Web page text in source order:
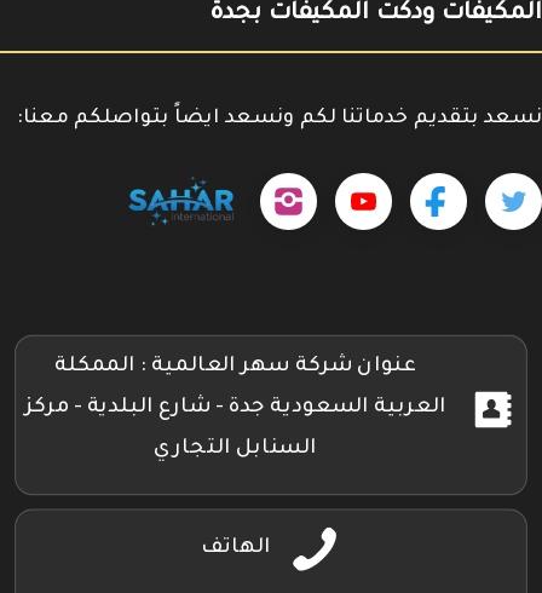
المكيفات ودكت المكيفات بجدة
نسعد بتقديم خدماتنا لكم ونسعد ايضاً بتواصلكم معنا:
تابعنا تابعنا www.youtube.com/@sahar4046
تابعنا
بلاي
عنوان شركة سهر العالمية : الممكلة
العربية السعودية جدة - شارع البلدية - مركز
السنابل التجاري
الهاتف